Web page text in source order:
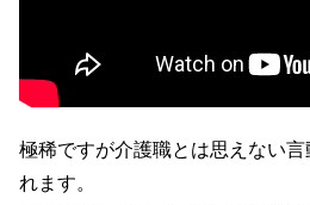
極稀ですが介護職とは思えない
れます。